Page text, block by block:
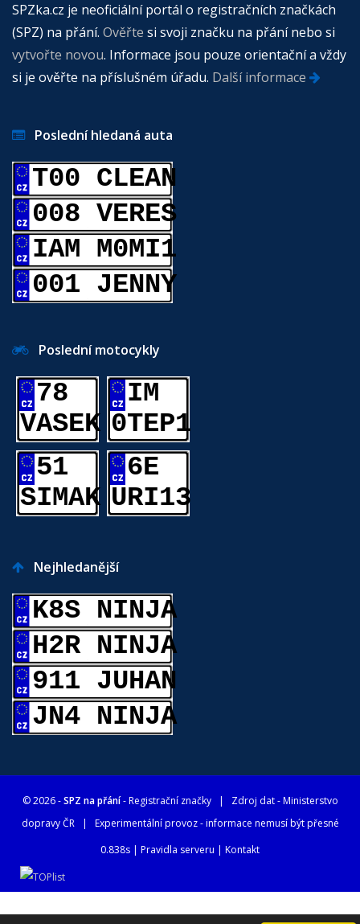
SPZka.cz je neoficiální portál o registračních značkách
(SPZ) na přání. Ověřte si svoji značku na přání nebo si
vytvořte novou. Informace jsou pouze orientační a vždy
si je ověřte na příslušném úřadu. Další informace
Poslední hledaná auta
T00 CLEAN
008 VERES
IAM M0MI1
001 JENNY
Poslední motocykly
78
VASEK
IM
0TEP1
51
SIMAK
6E
URI13
Nejhledanější
K8S NINJA
H2R NINJA
911 JUHAN
JN4 NINJA
© 2026 -SPZ na přání- Registrační značky| Zdroj dat -Ministerstvo
dopravy ČR| Experimentální provoz - informace nemusí být přesné
0.838s | Pravidla serveru | Kontakt